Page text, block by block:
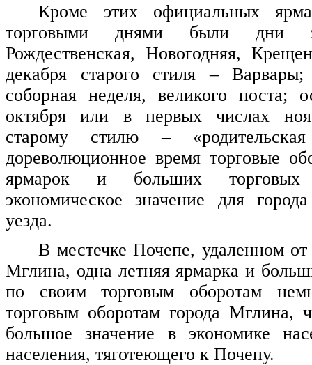
Кроме этих официальных
торговыми днями были дни
Рождественская, Новогодняя,
декабря старого стиля – Варвары;
соборная неделя, великого поста;
октября или в первых числах
старому стилю –
дореволюционное время торговые
ярмарок и больших
экономическое значение для
уезда.
В местечке Почепе, удаленном от
Мглина, одна летняя ярмарка и
по своим торговым оборотам
торговым оборотам города Мглина,
большое значение в экономике
населения, тяготеющего к Почепу.